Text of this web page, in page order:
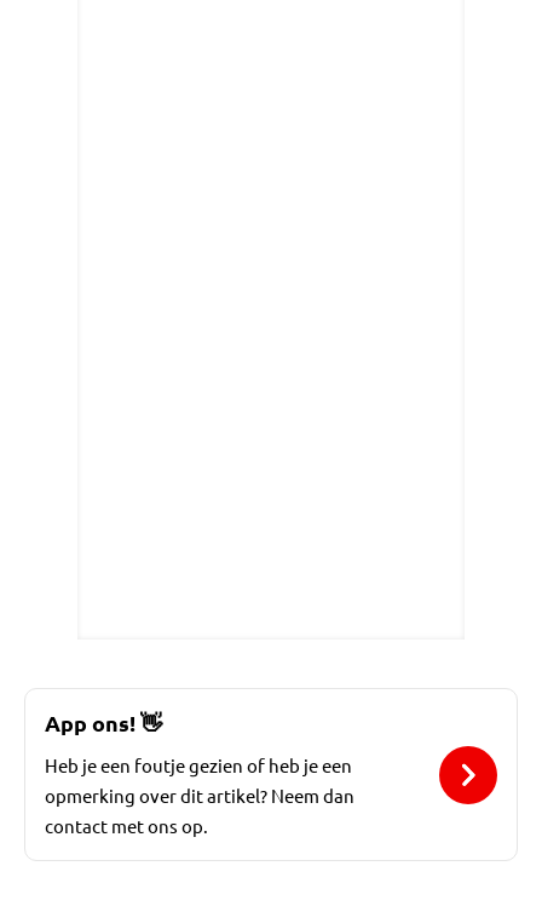
App ons!👋
Heb je een foutje gezien of heb je een
opmerking over dit artikel? Neem dan
contact met ons op.